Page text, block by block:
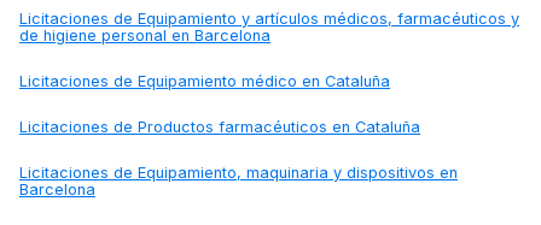
Licitaciones de Equipamiento y artículos médicos, farmacéuticos y
de higiene personal en Barcelona
Licitaciones de Equipamiento médico en Cataluña
Licitaciones de Productos farmacéuticos en Cataluña
Licitaciones de Equipamiento, maquinaria y dispositivos en
Barcelona